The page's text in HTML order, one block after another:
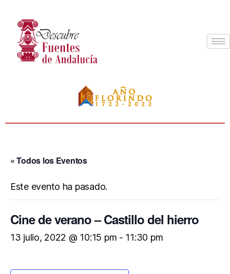
« Todos los Eventos
Este evento ha pasado.
Cine de verano – Castillo del hierro
13 julio, 2022 @ 10:15 pm - 11:30 pm